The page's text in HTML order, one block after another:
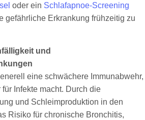
oder ein Schlafapnoe-Screening
gefährliche Erkrankung frühzeitig zu
und
eine schwächere Immunabwehr,
Infekte macht. Durch die
und Schleimproduktion in den
Risiko für chronische Bronchitis,